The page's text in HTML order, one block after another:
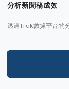
分析新聞稿成效
透過Trek數據平台的